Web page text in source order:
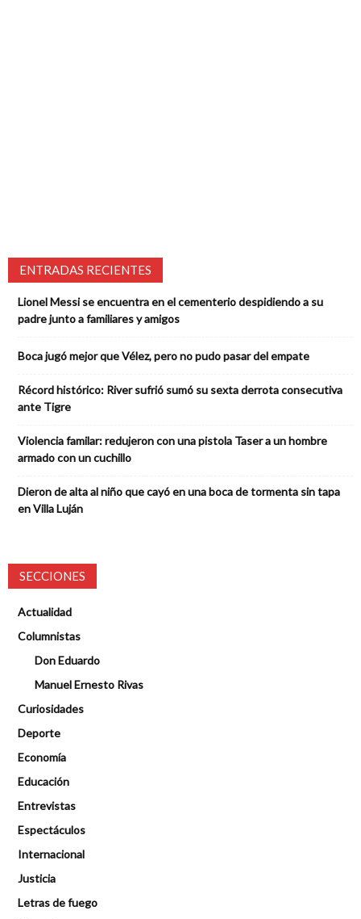
ENTRADAS RECIENTES
Lionel Messi se encuentra en el cementerio despidiendo a su
padre junto a familiares y amigos
Boca jugó mejor que Vélez, pero no pudo pasar del empate
Récord histórico: River sufrió sumó su sexta derrota consecutiva
ante Tigre
Violencia familar: redujeron con una pistola Taser a un hombre
armado con un cuchillo
Dieron de alta al niño que cayó en una boca de tormenta sin tapa
en Villa Luján
SECCIONES
Actualidad
Columnistas
Don Eduardo
Manuel Ernesto Rivas
Curiosidades
Deporte
Economía
Educación
Entrevistas
Espectáculos
Internacional
Justicia
Letras de fuego